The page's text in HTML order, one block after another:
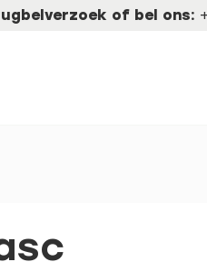
of bel ons: